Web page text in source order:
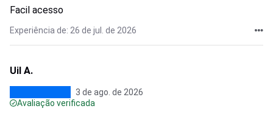
Facil acesso
Experiência de: 26 de jul. de 2026
Uil A.
3 de ago. de 2026
Avaliação verificada